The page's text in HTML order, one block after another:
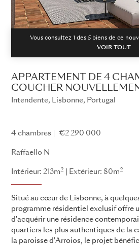
Vous consultez 1 des 5biens de ce
VOIR TOUT
APPARTEMENT DE 4
COUCHER
Intendente, Lisbonne, Portugal
4 chambres €2 290 000
Raffaello N
Intérieur: 213m2 Extérieur: 80m2
Situé au cœur de Lisbonne, à
programme résidentiel exclusif offre
d'acquérir une résidence
quartiers les plus authentiques de la
la paroisse d'Arroios, le projet